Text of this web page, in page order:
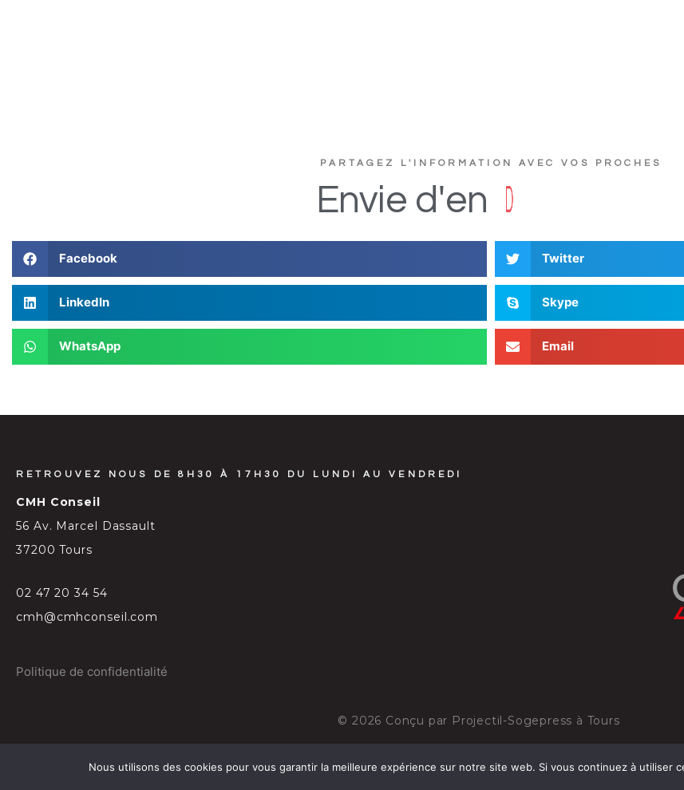
PARTAGEZ L'INFORMATION AVEC VOS PROCHES
Envie d'en D
Facebook Twitter
LinkedIn Skype
WhatsApp Email
RETROUVEZ NOUS DE 8H30 À 17H30 DU LUNDI AU VENDREDI
CMH Conseil
56 Av. Marcel Dassault
37200 Tours
02 47 20 34 54
cmh@cmhconseil.com
Politique de confidentialité
© 2026 Conçu par Projectil-Sogepress à Tours
Nous utilisons des cookies pour vous garantir la meilleure expérience sur notre site web. Si vous continuez à utiliser